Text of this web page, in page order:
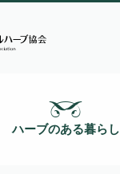
ハーブのある暮らし